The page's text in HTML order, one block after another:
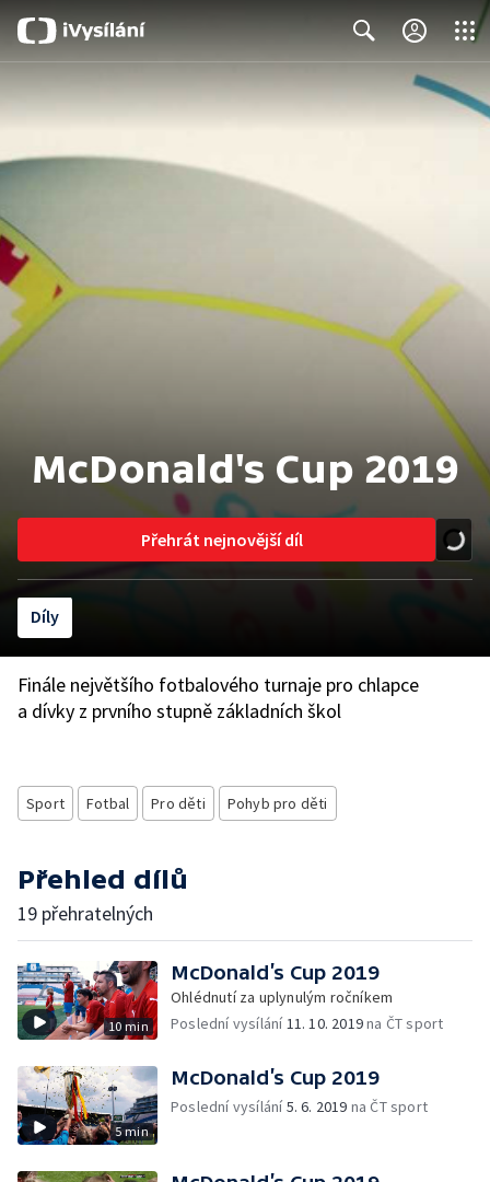
McDonald's Cup 2019
Přehrát nejnovější díl
Díly
Finále největšího fotbalového turnaje pro chlapce
a dívky z prvního stupně základních škol
Sport Fotbal Pro děti Pohyb pro děti
Přehled dílů
19 přehratelných
10 min
McDonald’s Cup 2019
Ohlédnutí za uplynulým ročníkem
Poslední vysílání11. 10. 2019na ČT sport
5 min
McDonald’s Cup 2019
Poslední vysílání5. 6. 2019 na ČT sport